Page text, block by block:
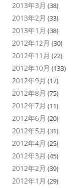
2013年3月 (38)
2013年2月 (33)
2013年1月 (38)
2012年12月 (30)
2012年11月 (22)
2012年10月 (133)
2012年9月 (17)
2012年8月 (75)
2012年7月 (11)
2012年6月 (20)
2012年5月 (31)
2012年4月 (25)
2012年3月 (45)
2012年2月 (39)
2012年1月 (29)